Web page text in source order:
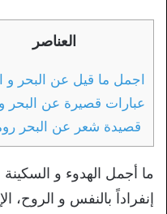
العناصر
اجمل ما قيل عن البحر و
عبارات قصيرة عن البحر
قصيدة شعر عن البحر
ما أجمل الهدوء و السكينة
إنفراداً بالنفس و الروح،